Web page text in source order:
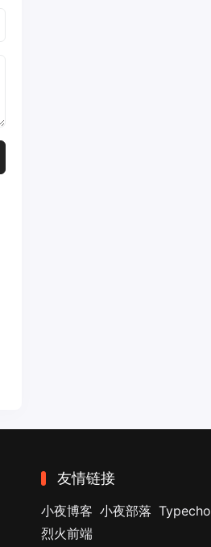
友情链接
小夜博客 小夜部落 Typecho
烈火前端